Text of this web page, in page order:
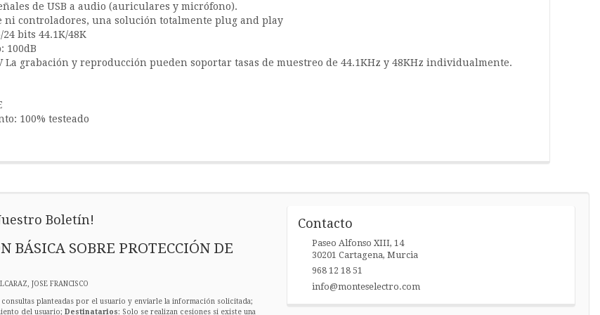
de USB a audio (auriculares y micrófono).
ni controladores, una solución totalmente plug and play
bits 44.1K/48K
100dB
La grabación y reproducción pueden soportar tasas de muestreo de 44.1KHz y 48KHz individualmente.
100% testeado
Boletín!
BÁSICA SOBRE PROTECCIÓN DE
JOSE FRANCISCO
consultas planteadas por el usuario y enviarle la información solicitada;
del usuario; Destinatarios: Solo se realizan cesiones si existe una
Contacto
Paseo Alfonso XIII, 14
30201 Cartagena, Murcia
968 12 18 51
info@monteselectro.com